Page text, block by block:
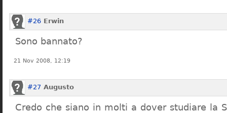
#26 Erwin
Sono bannato?
21 Nov 2008, 12:19
#27 Augusto
Credo che siano in molti a dover studiare la